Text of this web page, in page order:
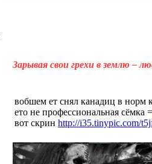
Зарывая свои грехи в землю –
вобшем ет снял канадиц в норм
ето не профессиональная сёмка
вот скрин http://i35.tinypic.com/